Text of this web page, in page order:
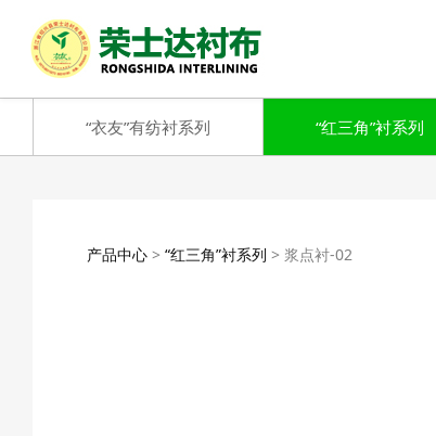
“衣友”有纺衬系列 “红三角”衬系列
产品中心> “红三角”衬系列 > 浆点衬-02